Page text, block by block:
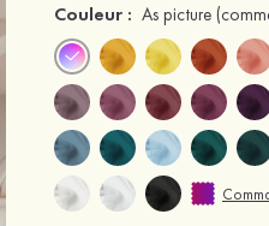
Couleur : As picture